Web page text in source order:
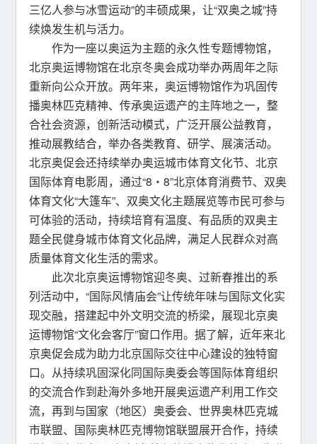
三亿人参与冰雪运动”的丰硕成果，让“双奥之城”持
续焕发生机与活力。
作为一座以奥运为主题的永久性专题博物馆，
北京奥运博物馆在北京冬奥会成功举办两周年之际
重新向公众开放。两年来，奥运博物馆作为巩固传
播奥林匹克精神、传承奥运遗产的主阵地之一，整
合社会资源，创新活动模式，广泛开展公益教育，
推动展教结合，举办各类教育、研学、展演活动。
北京奥促会还持续举办奥运城市体育文化节、北京
国际体育电影周，通过“8・8”北京体育消费节、双奥
体育文化“大篷车”、双奥文化主题展览等市民可参与
可体验的活动，持续培育有温度、有品质的双奥主
题全民健身城市体育文化品牌，满足人民群众对高
质量体育文化生活的需求。
此次北京奥运博物馆迎冬奥、过新春推出的系
列活动中，“国际风情庙会”让传统年味与国际文化实
现交融，搭建起中外文明交流的桥梁，展现北京奥
运博物馆“文化会客厅”窗口作用。据了解，近年来北
京奥促会成为助力北京国际交往中心建设的独特窗
口。从持续巩固深化同国际奥委会等国际体育组织
的交流合作到赴海外多地开展奥运遗产利用工作交
流，再到与国家（地区）奥委会、世界奥林匹克城
市联盟、国际奥林匹克博物馆联盟展开合作，持续